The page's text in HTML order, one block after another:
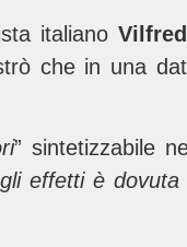
italiano
che in una
” sintetizzabile
effetti è